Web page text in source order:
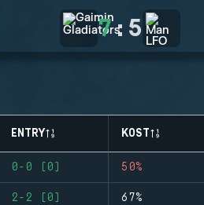
7: 5
ENTRY KOST
0-0 (0) 50%
2-2 (0) 67%